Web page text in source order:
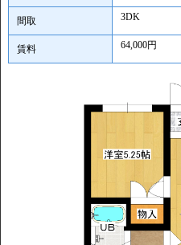
間取 3DK
賃料 64,000円